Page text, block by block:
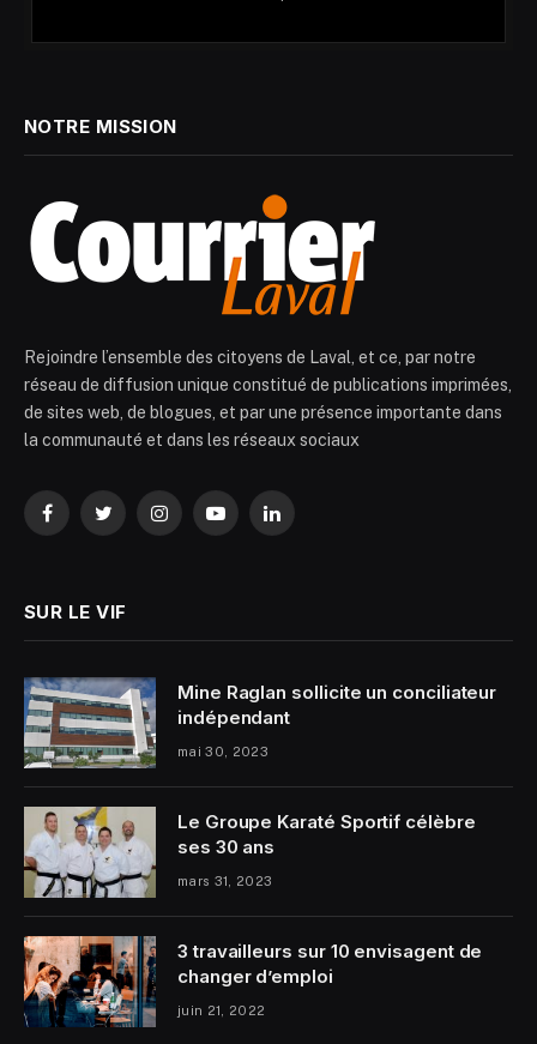
NOTRE MISSION
Rejoindre l’ensemble des citoyens de Laval, et ce, par notre
réseau de diffusion unique constitué de publications imprimées,
de sites web, de blogues, et par une présence importante dans
la communauté et dans les réseaux sociaux
FacebookTwitterInstagramYouTubeLinkedIn
SUR LE VIF
Mine Raglan sollicite un conciliateur
indépendant
mai 30, 2023
Le Groupe Karaté Sportif célèbre
ses 30 ans
mars 31, 2023
3 travailleurs sur 10 envisagent de
changer d’emploi
juin 21, 2022